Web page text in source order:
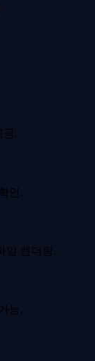
공.
인.
일 렌더링.
능.